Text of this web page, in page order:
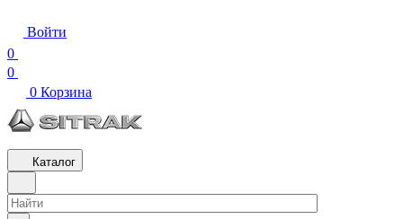
Войти
0
0
0 Корзина
Каталог